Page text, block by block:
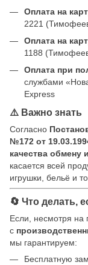
Оплата на
2221
Оплата на
1188
Оплата при
службами
Express
⚠️ Важно знать
Согласно
№172 от
качества обмену
касается всей
игрушки, бельё и
🔄 Что делать,
Если, несмотря на
с
мы гарантируем:
Бесплатную